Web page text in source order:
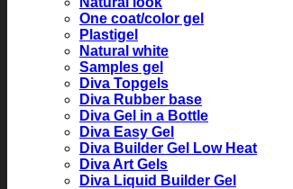
One coat/color gel
Plastigel
Natural white
Samples gel
Diva Topgels
Diva Rubber base
Diva Gel in a Bottle
Diva Easy Gel
Diva Builder Gel Low Heat
Diva Art Gels
Diva Liquid Builder Gel